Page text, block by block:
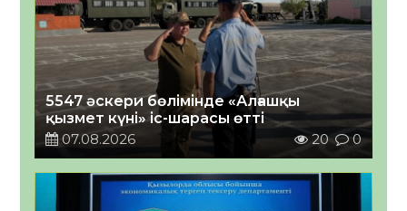
5547 әскери бөлімінде «Алғашқы
қызмет күні» іс-шарасы өтті
07.08.2026
20 0